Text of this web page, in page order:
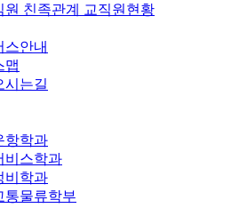
원 친족관계 교직원현황
스안내
맵
시는길
항학과
비스학과
비학과
통물류학부